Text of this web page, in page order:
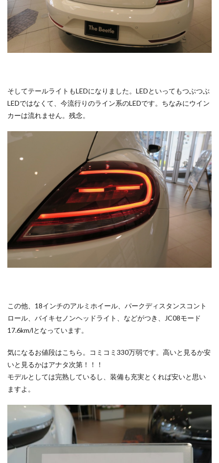
そしてテールライトもLEDになりました。LEDといってもつぶつぶ
LEDではなくて、今流行りのライン系のLEDです。ちなみにウイン
カーは流れません。残念。
この他、18インチのアルミホイール、パークディスタンスコント
ロール、バイキセノンヘッドライト、などがつき、JC08モード
17.6km/lとなっています。
気になるお値段はこちら。コミコミ330万弱です。高いと見るか安
いと見るかはアナタ次第！！！
モデルとしては完熟しているし、装備も充実とくれば安いと思い
ますよ。